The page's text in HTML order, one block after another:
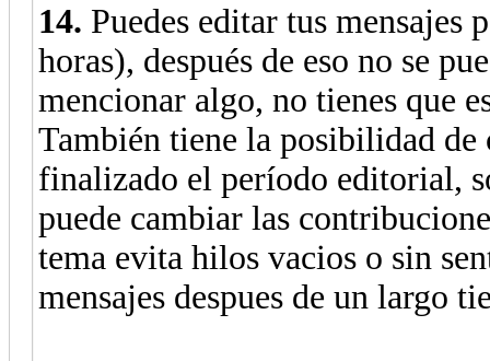
14. Puedes editar tus
horas), después de eso no se
mencionar algo, no tienes que
También tiene la posibilidad
finalizado el período editorial,
puede cambiar las
tema evita hilos vacios o sin
mensajes despues de un largo